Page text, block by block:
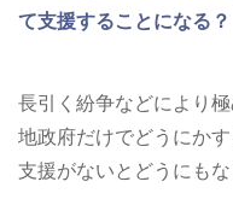
て支援することになる？
長引く紛争などにより
地政府だけでどうにか
支援がないとどうにもな